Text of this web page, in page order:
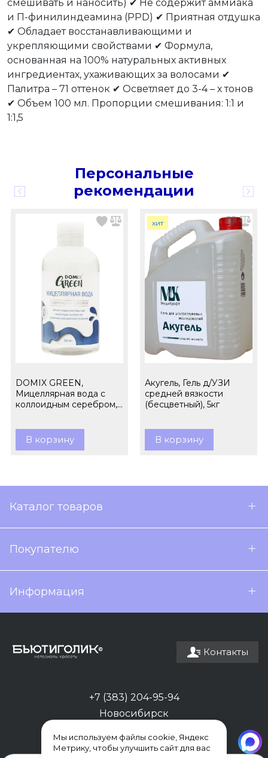
смешивать и наносить) ✔ Не содержит аммиака
и П-финилиндеамина (PPD) ✔ Приятная отдушка
✔ Обладает восстанавливающими и
укрепляющими свойствами ✔ Формула,
основанная на 100% натуральных активных
ингредиентах, ухаживающих за волосами ✔
Палитра – 71 оттенок ✔ Осветляет до 3-4 – х тонов
✔ Объем 100 мл. Пропорции смешивания: 1:1 и
1:1,5
Персональные
рекомендации
DOMIX GREEN,
Мицеллярная вода с
коллоидным серебром,
В корзину
хит
Акугель, Гель д/УЗИ
средней вязкости
(бесцветный), 5кг
В корзину
Каталог товаров
Покупателю
Информация
Контакты
+7 (383) 204-95-94
Новосибирск
Мы используем файлы cookie, Яндекс
Метрику, чтобы улучшить сайт для вас